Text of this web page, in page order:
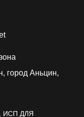
город Аньцин,
ИСП ДЛЯ